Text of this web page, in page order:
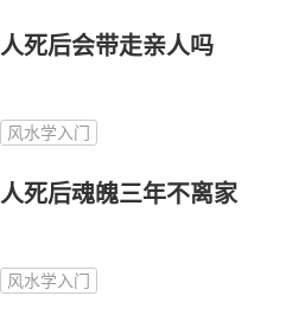
人死后会带走亲人吗
风水学入门
人死后魂魄三年不离家
风水学入门